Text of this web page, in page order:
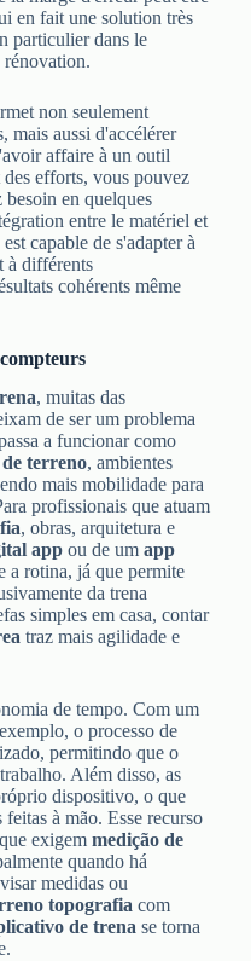
en fait une solution très
particulier dans le
rénovation.
non seulement
mais aussi d'accélérer
affaire à un outil
efforts, vous pouvez
en quelques
entre le matériel et
capable de s'adapter à
à différents
cohérents même
, muitas das
de ser um problema
a funcionar como
terreno, ambientes
mais mobilidade para
profissionais que atuam
, obras, arquitetura e
app ou de umapp
a rotina, já que permite
da trena
simples em casa, contar
traz mais agilidade e
de tempo. Com um
o processo de
permitindo que o
Além disso, as
dispositivo, o que
à mão. Esse recurso
exigemmedição de
quando há
medidas ou
topografia com
de trena se torna